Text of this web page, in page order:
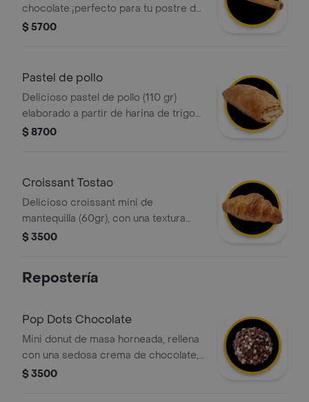
chocolate.¡perfecto para tu postre del
dia!
$ 5700
Pastel de pollo
Delicioso pastel de pollo (110 gr)
elaborado a partir de harina de trigo
fortificada, grasa vegetal con relleno
$ 8700
Croissant Tostao
Delicioso croissant mini de
mantequilla (60gr), con una textura
crujiente por fuera y suave por
mantequilla. ¡perfecto para cualquier
$ 3500
Repostería
Pop Dots Chocolate
Mini donut de masa horneada, rellena
con una sedosa crema de chocolate,
cubierta con un glaseado de
$ 3500